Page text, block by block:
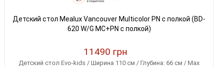
Детский стол Mealux Vancouver Multicolor PN с полкой (BD-
620 W/G MC+PN с полкой)
11490 грн
Детский стол Evo-kids / Ширина 110 см / Глубина: 66 см / Max